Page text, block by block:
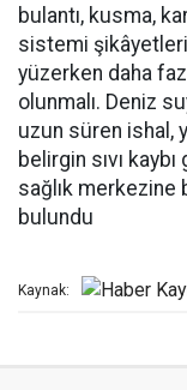
bulantı, kusma,
sistemi
yüzerken daha
olunmalı. Deniz
uzun süren ishal,
belirgin sıvı
sağlık merkezine
bulundu
Kaynak: